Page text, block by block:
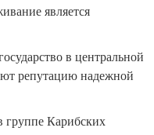
является
в центральной
репутацию надежной
группе Карибских